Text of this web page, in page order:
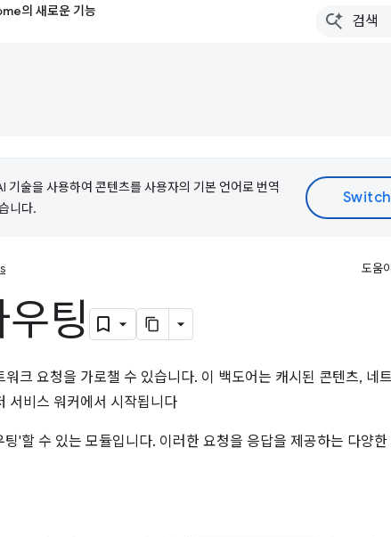
의 새로운 기능
기술을 사용하여 콘텐츠를 사용자의 기본 언어로 번역
니다.
도움
팅
크 요청을 가로챌 수 있습니다. 이 백도어는 캐시된 콘텐츠, 네
서비스 워커에서 시작됩니다
팅'할 수 있는 모듈입니다. 이러한 요청을 응답을 제공하는 다양